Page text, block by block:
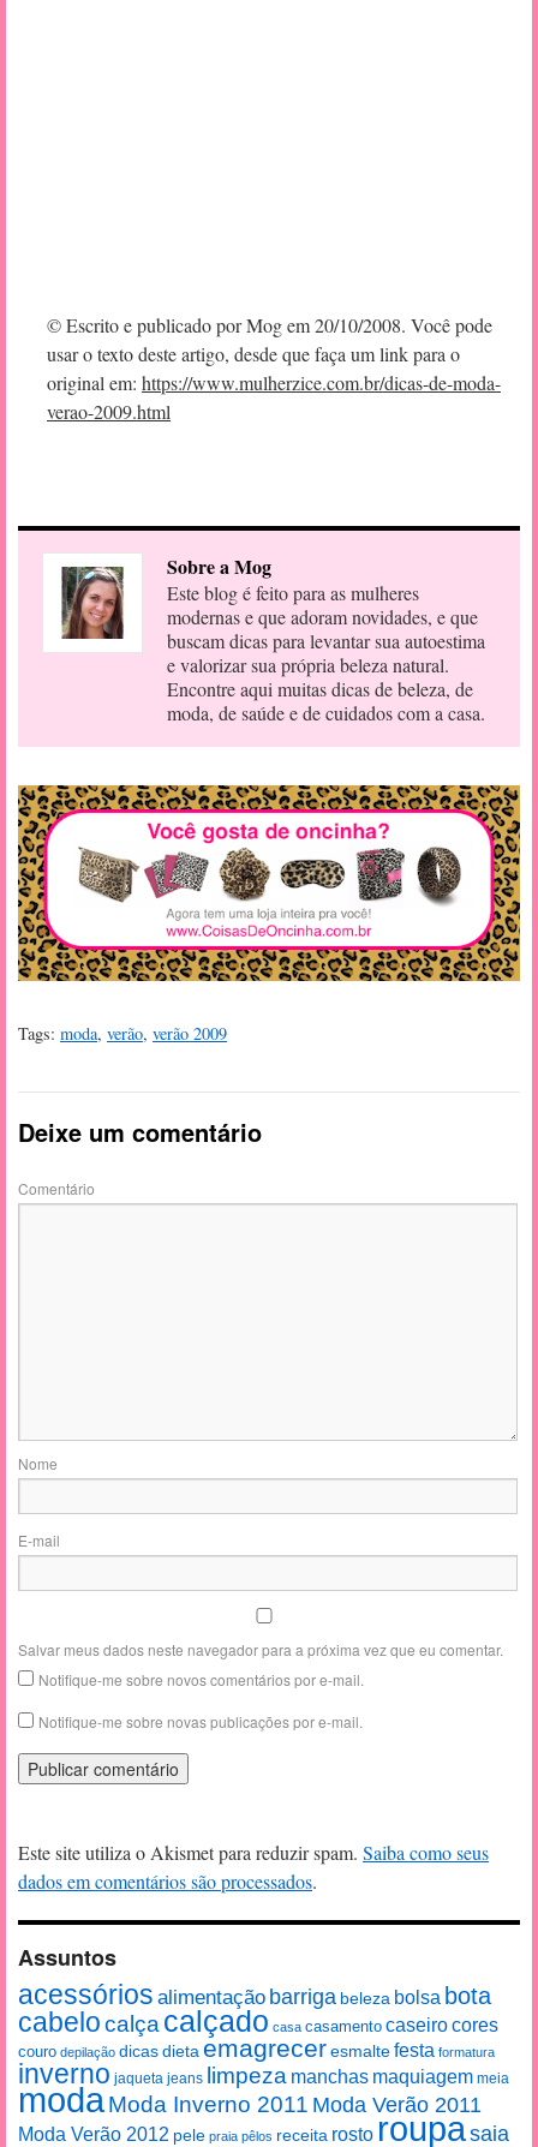
© Escrito e publicado por Mog em 20/10/2008. Você pode
usar o texto deste artigo, desde que faça um link para o
original em: https://www.mulherzice.com.br/dicas-de-moda-
verao-2009.html
Sobre a Mog
Este blog é feito para as mulheres
modernas e que adoram novidades, e que
buscam dicas para levantar sua autoestima
e valorizar sua própria beleza natural.
Encontre aqui muitas dicas de beleza, de
moda, de saúde e de cuidados com a casa.
Tags: moda, verão, verão 2009
Deixe um comentário
Comentário
Nome
E-mail
Salvar meus dados neste navegador para a próxima vez que eu comentar.
Notifique-me sobre novos comentários por e-mail.
Notifique-me sobre novas publicações por e-mail.
Este site utiliza o Akismet para reduzir spam. Saiba como seus
dados em comentários são processados.
Assuntos
acessórios alimentação barriga beleza bolsa bota
cabelocalça calçado casa casamento caseirocores
couro depilação dicas dieta emagreceresmaltefesta formatura
inverno jaqueta jeans limpeza manchas maquiagem meia
modaModa Inverno 2011 Moda Verão 2011
Moda Verão 2012 pele praia pêlos receita rosto roupasaia